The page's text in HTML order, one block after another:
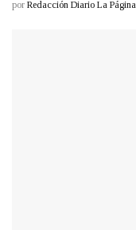
por Redacción Diario La Página